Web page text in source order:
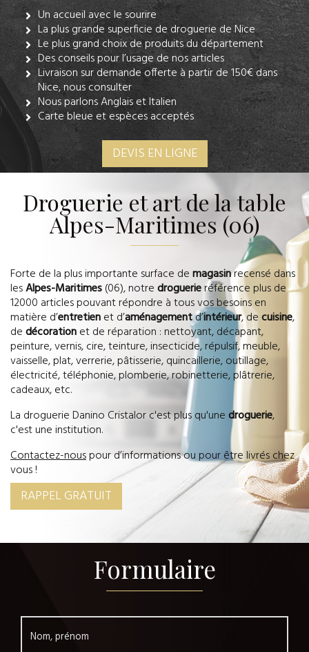
Un accueil avec le sourire
La plus grande superficie de droguerie de Nice
Le plus grand choix de produits du département
Des conseils pour l’usage de nos articles
Livraison sur demande offerte à partir de 150€ dans
Nice, nous consulter
Nous parlons Anglais et Italien
Carte bleue et espèces acceptés
DEVIS EN LIGNE
Droguerie et art de la table
Alpes-Maritimes (06)
Forte de la plus importante surface demagasinrecensé dans
lesAlpes-Maritimes(06), notredroguerieréférence plus de
12000 articles pouvant répondre à tous vos besoins en
matière d’entretienet d’aménagementd’intérieur, decuisine,
dedécorationet de réparation : nettoyant, décapant,
peinture, vernis, cire, teinture, insecticide, répulsif, meuble,
vaisselle, plat, verrerie, pâtisserie, quincaillerie, outillage,
électricité, téléphonie, plomberie, robinetterie, plâtrerie,
cadeaux, etc.
La droguerie Danino Cristalor c'est plus qu'unedroguerie,
c'est une institution.
Contactez-nouspour d’informations ou pour être livrés chez
vous !
RAPPEL GRATUIT
Formulaire
Nom, prénom